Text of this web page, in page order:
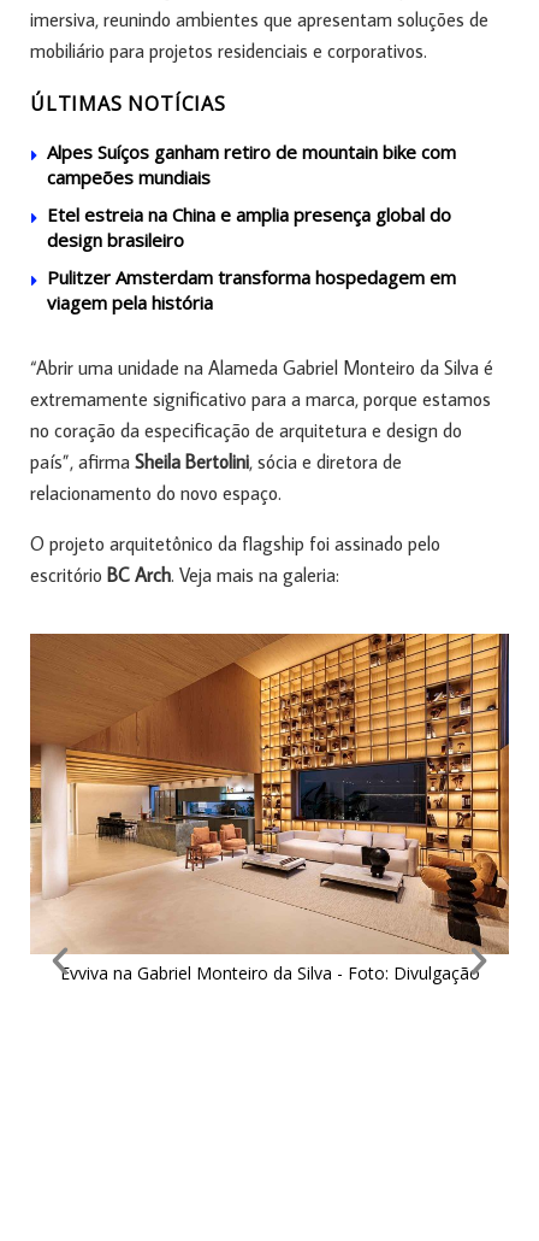
imersiva, reunindo ambientes que apresentam soluções de
mobiliário para projetos residenciais e corporativos.
ÚLTIMAS NOTÍCIAS
Alpes Suíços ganham retiro de mountain bike com
campeões mundiais
Etel estreia na China e amplia presença global do
design brasileiro
Pulitzer Amsterdam transforma hospedagem em
viagem pela história
“Abrir uma unidade na Alameda Gabriel Monteiro da Silva é
extremamente significativo para a marca, porque estamos
no coração da especificação de arquitetura e design do
país”, afirma Sheila Bertolini, sócia e diretora de
relacionamento do novo espaço.
O projeto arquitetônico da flagship foi assinado pelo
escritório BC Arch. Veja mais na galeria:
Evviva na Gabriel Monteiro da Silva - Foto: Divulgação